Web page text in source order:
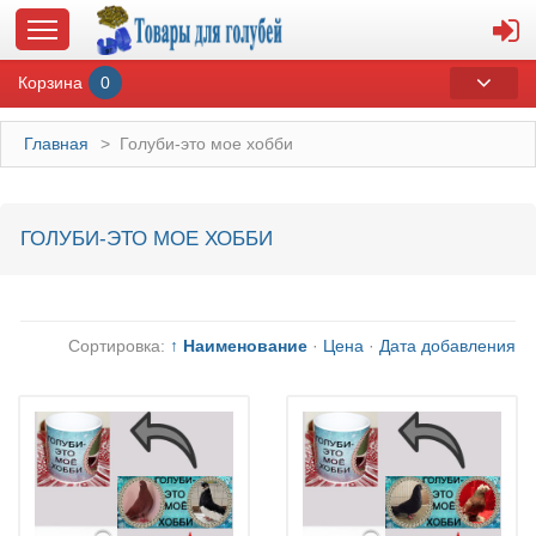
КАТАЛОГ
СУВЕНИРЫ С ГОЛУБЯМИ
Корзина 0
Главная > Голуби-это мое хобби
ГОЛУБИ-ЭТО МОЕ ХОББИ
Сортировка: ↑ Наименование · Цена · Дата добавления